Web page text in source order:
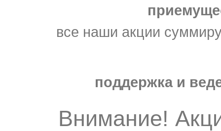
все наши акции
поддержка и
Внимание!